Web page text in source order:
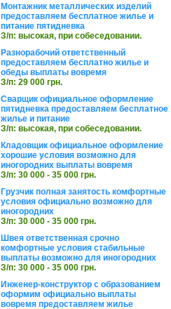
Монтажник металлических изделий
предоставляем бесплатное жилье и
питание пятидневка
З/п: высокая, при собеседовании.
Разнорабочий ответственный
предоставляем бесплатно жилье и
обеды выплаты вовремя
З/п: 29 000 грн.
Сварщик официальное оформление
пятидневка предоставляем бесплатное
жилье и питание
З/п: высокая, при собеседовании.
Кладовщик официальное оформление
хорошие условия возможно для
иногородних выплаты вовремя
З/п: 30 000 - 35 000 грн.
Грузчик полная занятость комфортные
условия официально возможно для
иногородних
З/п: 30 000 - 35 000 грн.
Швея ответственная срочно
комфортные условия стабильные
выплаты возможно для иногородних
З/п: 30 000 - 35 000 грн.
Инженер-конструктор с образованием
оформим официально выплаты
вовремя предоставляем жилье